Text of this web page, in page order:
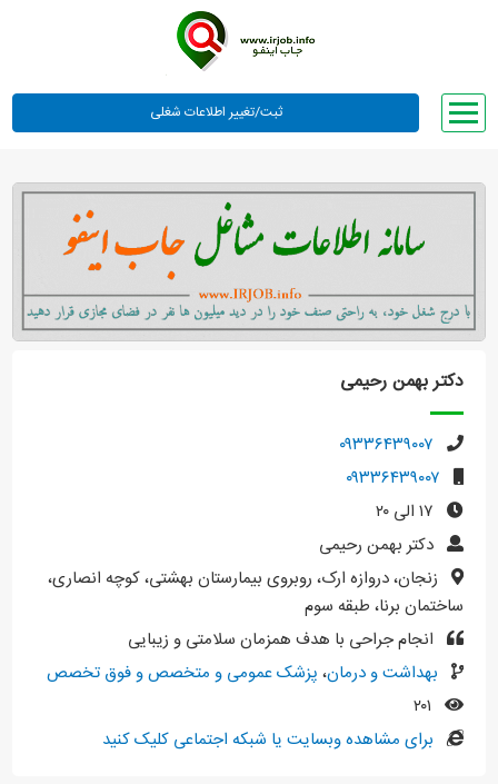
وبلاگ
معرفی ما
تعرفه ها
راهنما
ورود یا عضویت
دکتر بهمن رحیمی
۰۹۳۳۶۴۳۹۰۰۷
۰۹۳۳۶۴۳۹۰۰۷
دکتر بهمن رحیمی
زنجان، دروازه ارک، روبروی بیمارستان بهشتی، کوچه انصاری،
ساختمان برنا، طبقه سوم
انجام جراحی با هدف همزمان سلامتی و زیبایی
بهداشت و درمان، پزشک عمومی و متخصص و فوق تخصص
برای مشاهده وبسایت یا شبکه اجتماعی کلیک کنید